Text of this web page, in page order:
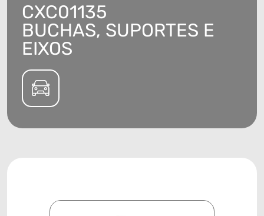
CXC01135
BUCHAS, SUPORTES E
EIXOS